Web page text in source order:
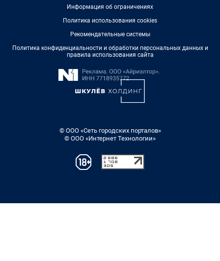
Информация об ограничениях
Политика использования cookies
Рекомендательные системы
Политика конфиденциальности и обработки персональных данных и
правила использования сайта
© ООО «Сеть городских порталов»
© ООО «Интернет Технологии»